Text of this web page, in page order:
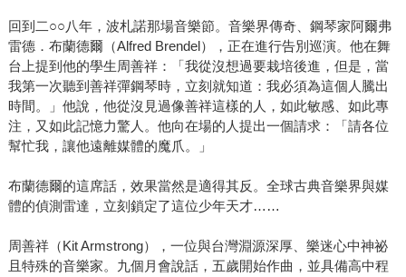
回到二○○八年，波札諾那場音樂節。音樂界傳奇、鋼琴家阿爾弗
雷德．布蘭德爾（Alfred Brendel），正在進行告別巡演。他在舞
台上提到他的學生周善祥：「我從沒想過要栽培後進，但是，當
我第一次聽到善祥彈鋼琴時，立刻就知道：我必須為這個人騰出
時間。」他說，他從沒見過像善祥這樣的人，如此敏感、如此專
注，又如此記憶力驚人。他向在場的人提出一個請求：「請各位
幫忙我，讓他遠離媒體的魔爪。」
布蘭德爾的這席話，效果當然是適得其反。全球古典音樂界與媒
體的偵測雷達，立刻鎖定了這位少年天才……
周善祥（Kit Armstrong），一位與台灣淵源深厚、樂迷心中神祕
且特殊的音樂家。九個月會說話，五歲開始作曲，並具備高中程